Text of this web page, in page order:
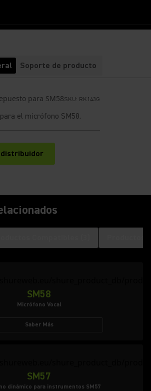
Soporte de producto
para SM58SKU: RK143G
el micrófono SM58.
in a new tab)
SM58
Micrófono Vocal
Saber Más
SM57
dinámico para instrumentos SM57